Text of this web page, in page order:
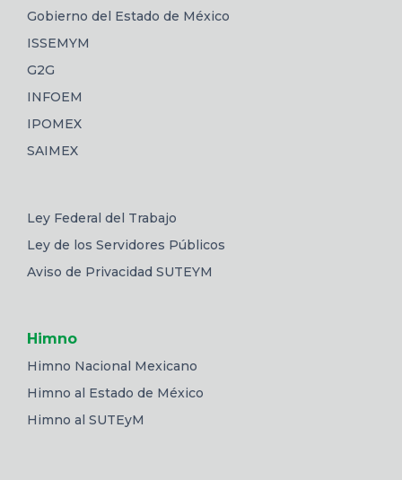
Gobierno del Estado de México
ISSEMYM
G2G
INFOEM
IPOMEX
SAIMEX
Ley Federal del Trabajo
Ley de los Servidores Públicos
Aviso de Privacidad SUTEYM
Himno
Himno Nacional Mexicano
Himno al Estado de México
Himno al SUTEyM